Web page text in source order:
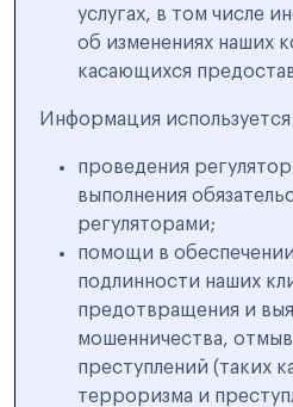
услугах, в том числе
об изменениях наших
касающихся
Информация используется
проведения
выполнения
регуляторами;
помощи в
подлинности наших
предотвращения и
мошенничества,
преступлений (таких
терроризма и